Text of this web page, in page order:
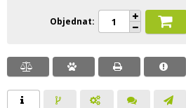
Objednat